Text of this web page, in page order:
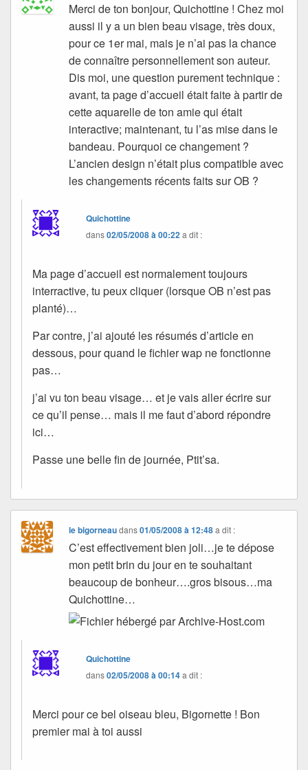
Merci de ton bonjour, Quichottine ! Chez moi
aussi il y a un bien beau visage, très doux,
pour ce 1er mai, mais je n’ai pas la chance
de connaître personnellement son auteur.
Dis moi, une question purement technique :
avant, ta page d’accueil était faite à partir de
cette aquarelle de ton amie qui était
interactive; maintenant, tu l’as mise dans le
bandeau. Pourquoi ce changement ?
L’ancien design n’était plus compatible avec
les changements récents faits sur OB ?
Quichottine
dans02/05/2008 à 00:22a dit :
Ma page d’accueil est normalement toujours
interractive, tu peux cliquer (lorsque OB n’est pas
planté)…
Par contre, j’ai ajouté les résumés d’article en
dessous, pour quand le fichier wap ne fonctionne
pas…
j’ai vu ton beau visage… et je vais aller écrire sur
ce qu’il pense… mais il me faut d’abord répondre
ici…
Passe une belle fin de journée, Ptit’sa.
le bigorneaudans01/05/2008 à 12:48 a dit :
C’est effectivement bien joli…je te dépose
mon petit brin du jour en te souhaitant
beaucoup de bonheur….gros bisous…ma
Quichottine…
Quichottine
dans02/05/2008 à 00:14a dit :
Merci pour ce bel oiseau bleu, Bigornette ! Bon
premier mai à toi aussi